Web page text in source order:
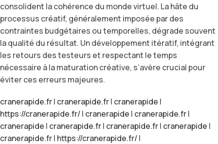
consolident la cohérence du monde virtuel. La hâte du
processus créatif, généralement imposée par des
contraintes budgétaires ou temporelles, dégrade souvent
la qualité du résultat. Un développement itératif, intégrant
les retours des testeurs et respectant le temps
nécessaire à la maturation créative, s’avère crucial pour
éviter ces erreurs majeures.
cranerapide.fr| cranerapide.fr| cranerapide |
https://cranerapide.fr/| cranerapide | cranerapide.fr|
cranerapide | cranerapide.fr| cranerapide.fr| cranerapide |
cranerapide.fr| https://cranerapide.fr/|